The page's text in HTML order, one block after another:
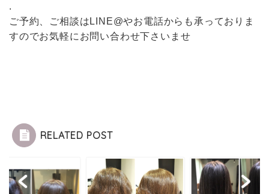
.
ご予約、ご相談はLINE@やお電話からも承っておりま
すのでお気軽にお問い合わせ下さいませ
RELATED POST